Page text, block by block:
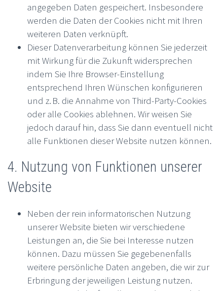
angegeben Daten gespeichert. Insbesondere
werden die Daten der Cookies nicht mit Ihren
weiteren Daten verknüpft.
Dieser Datenverarbeitung können Sie jederzeit
mit Wirkung für die Zukunft widersprechen
indem Sie Ihre Browser-Einstellung
entsprechend Ihren Wünschen konfigurieren
und z. B. die Annahme von Third-Party-Cookies
oder alle Cookies ablehnen. Wir weisen Sie
jedoch darauf hin, dass Sie dann eventuell nicht
alle Funktionen dieser Website nutzen können.
4. Nutzung von Funktionen unserer
Website
Neben der rein informatorischen Nutzung
unserer Website bieten wir verschiedene
Leistungen an, die Sie bei Interesse nutzen
können. Dazu müssen Sie gegebenenfalls
weitere persönliche Daten angeben, die wir zur
Erbringung der jeweiligen Leistung nutzen.